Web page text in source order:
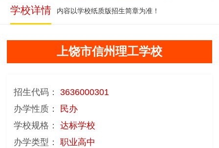
学校详情 内容以学校纸质版招生简章为准！
上饶市信州理工学校
招生代码：
3636000301
办学性质：
民办
学校规格：
达标学校
办学类型：
职业高中